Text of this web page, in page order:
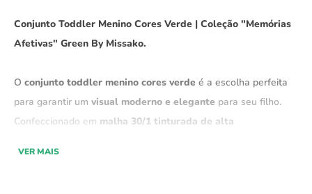
Conjunto Toddler Menino Cores Verde | Coleção "Memórias
Afetivas" Green By Missako.
O conjunto toddler menino cores verde é a escolha perfeita
para garantir um visual moderno e elegante para seu filho.
Confeccionado em malha 30/1 tinturada de alta
VER MAIS